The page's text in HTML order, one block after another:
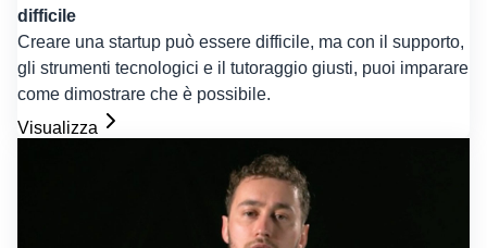
difficile
Creare una startup può essere difficile, ma con il supporto,
gli strumenti tecnologici e il tutoraggio giusti, puoi imparare
come dimostrare che è possibile.
Visualizza